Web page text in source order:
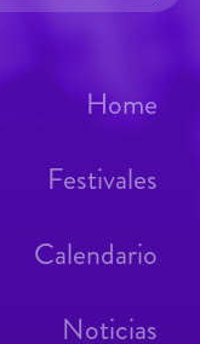
Home
Festivales
Calendario
Noticias